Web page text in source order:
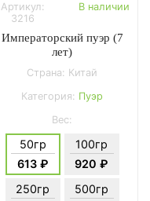
Артикул:
3216
В наличии
Императорский пуэр (7
лет)
Страна: Китай
Категория: Пуэр
Вес:
50гр
613 ₽
100гр
920 ₽
250гр
500гр